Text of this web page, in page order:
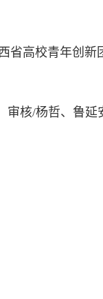
省高校青年创新
审核/杨哲、鲁延